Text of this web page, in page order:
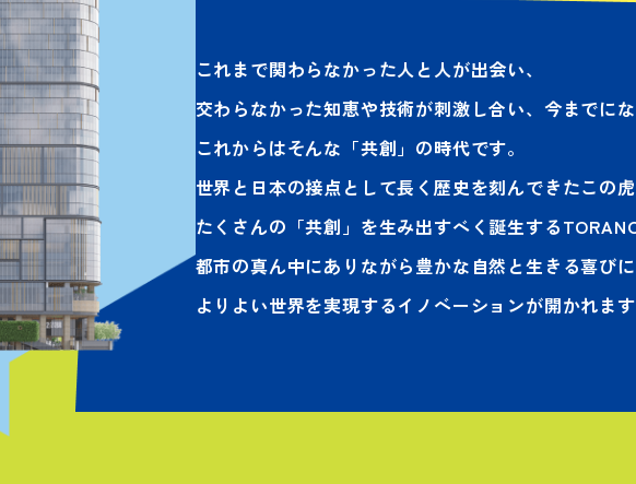
これまで関わらなかった人と人が出会い、
交わらなかった知恵や技術が刺激し合い、今までに
これからはそんな「共創」の時代です。
世界と日本の接点として長く歴史を刻んできたこの
たくさんの「共創」を生み出すべく誕生する
都市の真ん中にありながら豊かな自然と生きる喜び
よりよい世界を実現するイノベーションが開かれま